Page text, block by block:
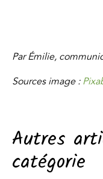
Par Émilie,
Sources image :
Autres
catégorie